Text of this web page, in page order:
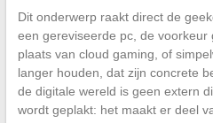
Dit onderwerp raakt direct de
een gereviseerde pc, de voorkeur
plaats van cloud gaming, of
langer houden, dat zijn concrete
de digitale wereld is geen extern
wordt geplakt: het maakt er deel